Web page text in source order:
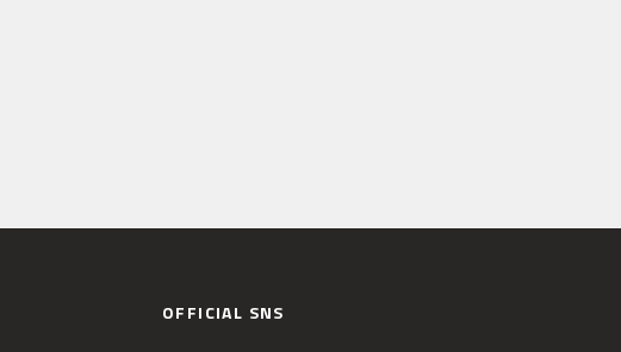
OFFICIAL SNS